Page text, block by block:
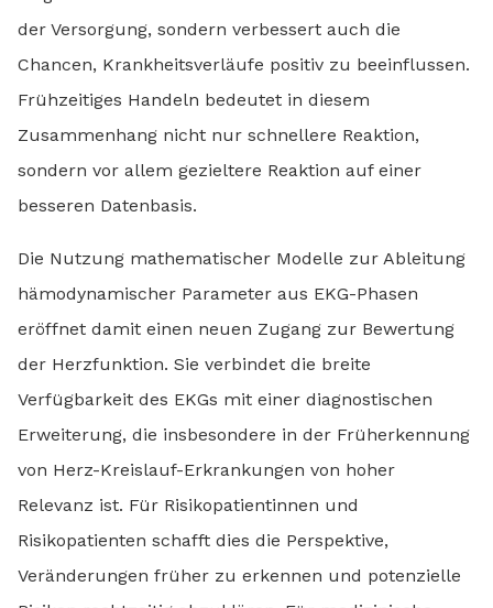
der Versorgung, sondern verbessert auch die
Chancen, Krankheitsverläufe positiv zu beeinflussen.
Frühzeitiges Handeln bedeutet in diesem
Zusammenhang nicht nur schnellere Reaktion,
sondern vor allem gezieltere Reaktion auf einer
besseren Datenbasis.
Die Nutzung mathematischer Modelle zur Ableitung
hämodynamischer Parameter aus EKG-Phasen
eröffnet damit einen neuen Zugang zur Bewertung
der Herzfunktion. Sie verbindet die breite
Verfügbarkeit des EKGs mit einer diagnostischen
Erweiterung, die insbesondere in der Früherkennung
von Herz-Kreislauf-Erkrankungen von hoher
Relevanz ist. Für Risikopatientinnen und
Risikopatienten schafft dies die Perspektive,
Veränderungen früher zu erkennen und potenzielle